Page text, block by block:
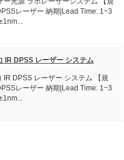
レーザー 納期|Lead Time: 1~3
DPSS レーザー システム
DPSS レーザー システム 【規
レーザー 納期|Lead Time: 1~3